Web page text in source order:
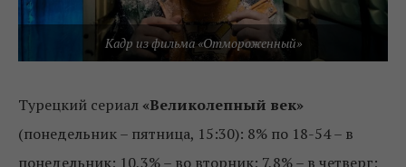
Кадр из фильма «Отмороженный»
Турецкий сериал «Великолепный век»
(понедельник – пятница, 15:30): 8% по 18-54 – в
понедельник; 10,3% – во вторник; 7,8% – в четверг;